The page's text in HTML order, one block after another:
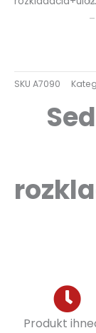
SKU A7090
Produkt